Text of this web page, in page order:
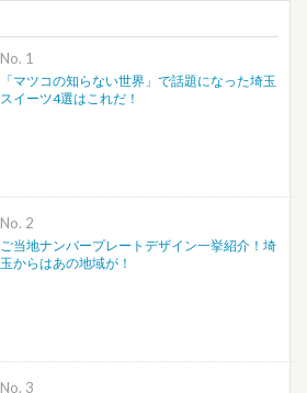
No.
「マツコの知らない世界」で話題になった埼玉
スイーツ4選はこれだ！
No.
ご当地ナンバープレートデザイン一挙紹介！埼
玉からはあの地域が！
No.